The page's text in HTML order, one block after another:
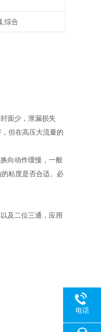
,综合
面少，泄漏损失
但在高压大流量的
向动作缓慢，一般
粘度是否合适。必
及二位三通，应用
电话